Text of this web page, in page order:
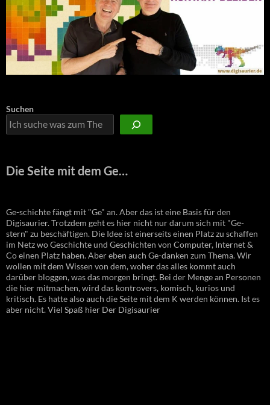
Suchen
Die Seite mit dem Ge…
Ge-schichte fängt mit "Ge" an. Aber das ist eine Basis für den
Digisaurier. Trotzdem geht es hier nicht nur darum sich mit "Ge-
stern" zu beschäftigen. Die Idee ist einerseits einen Platz zu schaffen
im Netz wo Geschichte und Geschichten von Computer, Internet &
Co einen Platz haben. Aber eben auch Ge-danken zum Thema. Wir
wollen mit dem Wissen von dem, woher das alles kommt auch
darüber bloggen, was das morgen bringt. Bei der Menge an Personen
die hier mitmachen, wird das kontrovers, komisch, kurios und
kritisch. Es hatte also auch die Seite mit dem K werden können. Ist es
aber nicht. Viel Spaß hier Der Digisaurier